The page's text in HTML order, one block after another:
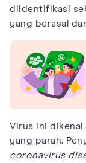
diidentifikasi
yang berasal
Virus ini dikenal
yang parah.
coronavirus